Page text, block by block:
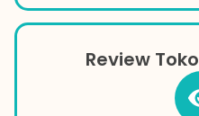
Review